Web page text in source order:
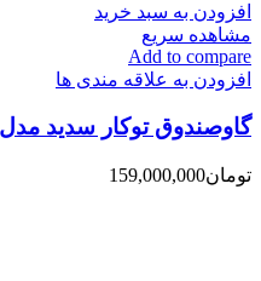
افزودن به سبد خرید
مشاهده سریع
Add to compare
افزودن به علاقه مندی ها
گاوصندوق توکار سدید مدل 1200PRO
تومان159,000,000